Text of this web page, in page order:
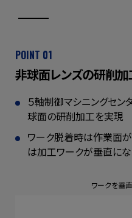
POINT 01
非球面レンズの研削加
５軸制御マシニングセン
球面の研削加工を実現
ワーク脱着時は作業面
は加工ワークが垂直にな
ワークを垂